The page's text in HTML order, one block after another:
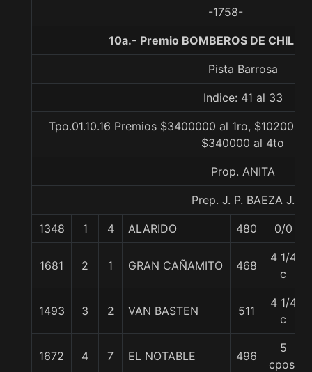
-1758-
10a.- Premio BOMBEROS DE CHILE,
Pista Barrosa
Indice: 41 al 33
Tpo.01.10.16 Premios $3400000 al 1ro,
$340000 al 4to
Prop. ANITA
Prep. J. P. BAEZA J.
1348 1 4 ALARIDO 480 0/0
1681 2 1 GRAN CAÑAMITO 468
4 1/4
c
1493 3 2 VAN BASTEN 511
4 1/4
c
1672 4 7 EL NOTABLE 496
5
cpos.